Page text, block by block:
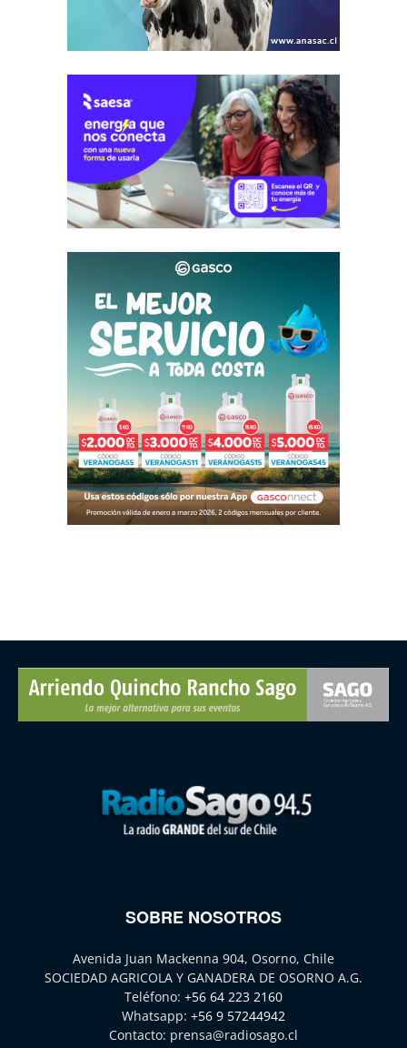
SOBRE NOSOTROS
Avenida Juan Mackenna 904, Osorno, Chile
SOCIEDAD AGRICOLA Y GANADERA DE OSORNO A.G.
Teléfono: +56 64 223 2160
Whatsapp: +56 9 57244942
Contacto: prensa@radiosago.cl